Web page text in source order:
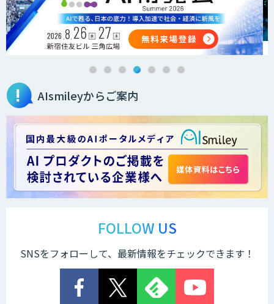
AIsmileyからご案内
FOLLOW US
SNSをフォローして、最新情報をチェックできます！